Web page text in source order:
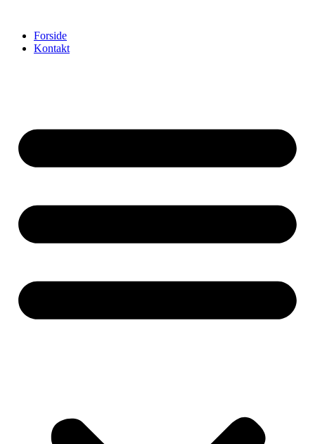
indholdForside
Kontakt